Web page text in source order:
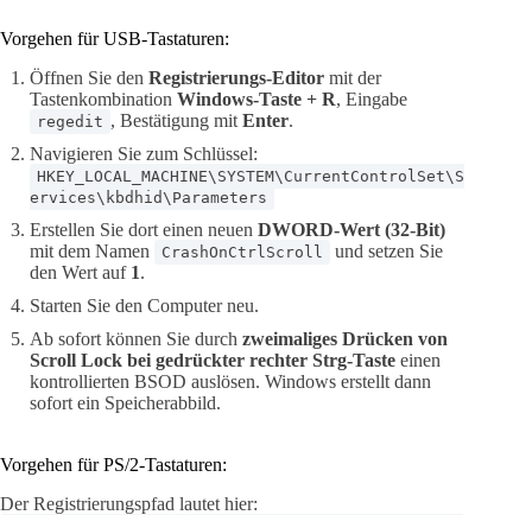
Vorgehen für USB-Tastaturen:
Öffnen Sie den Registrierungs-Editor mit der
Tastenkombination Windows-Taste + R, Eingabe
regedit , Bestätigung mit Enter.
Navigieren Sie zum Schlüssel:
HKEY_LOCAL_MACHINE\SYSTEM\CurrentControlSet\S
ervices\kbdhid\Parameters
Erstellen Sie dort einen neuen DWORD-Wert (32-Bit)
mit dem Namen
CrashOnCtrlScroll
und setzen Sie
den Wert auf 1.
Starten Sie den Computer neu.
Ab sofort können Sie durch zweimaliges Drücken von
Scroll Lock bei gedrückter rechter Strg-Taste einen
kontrollierten BSOD auslösen. Windows erstellt dann
sofort ein Speicherabbild.
Vorgehen für PS/2-Tastaturen:
Der Registrierungspfad lautet hier: